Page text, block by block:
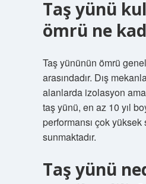
Taş yünü
ömrü ne
Taş yününün ömrü
arasındadır. Dış
alanlarda izolasyon
taş yünü, en az 10 yıl
performansı çok
sunmaktadır.
Taş yünü